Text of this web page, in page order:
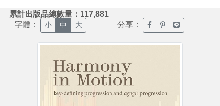
累計出版品總數量：117,881
字體： 小 中 大 分享： 臉書分享(另開新視窗)
噗浪分享(另開新
Line分享(另